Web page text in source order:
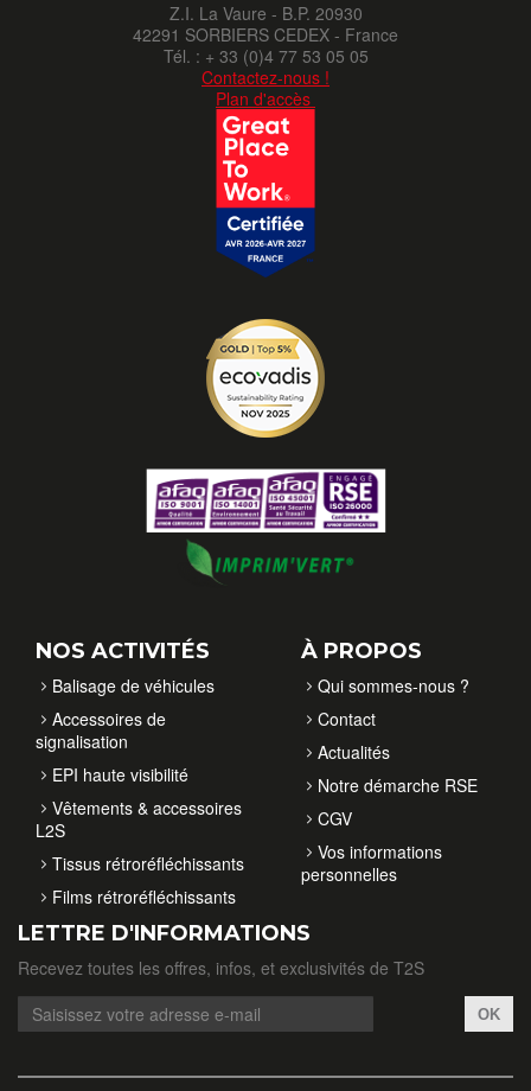
Z.I. La Vaure - B.P. 20930
42291 SORBIERS CEDEX - France
Tél. : + 33 (0)4 77 53 05 05
Contactez-nous !
Plan d'accès
NOS ACTIVITÉS
Balisage de véhicules
Accessoires de
signalisation
EPI haute visibilité
Vêtements & accessoires
L2S
Tissus rétroréfléchissants
Films rétroréfléchissants
À PROPOS
Qui sommes-nous ?
Contact
Actualités
Notre démarche RSE
CGV
Vos informations
personnelles
LETTRE D'INFORMATIONS
Recevez toutes les offres, infos, et exclusivités de T2S
OK